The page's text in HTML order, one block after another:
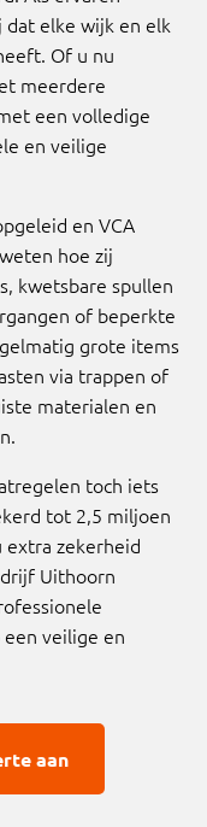
elke wijk en elk
Of u nu
meerdere
een volledige
en veilige
en VCA
hoe zij
kwetsbare spullen
of beperkte
grote items
via trappen of
materialen en
toch iets
tot 2,5 miljoen
zekerheid
Uithoorn
veilige en
aan